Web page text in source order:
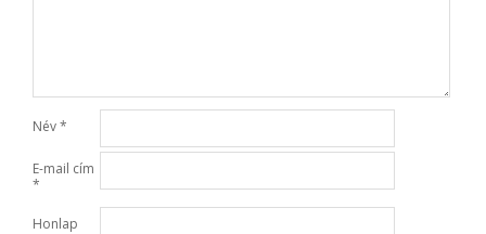
Név*
E-mail cím
*
Honlap